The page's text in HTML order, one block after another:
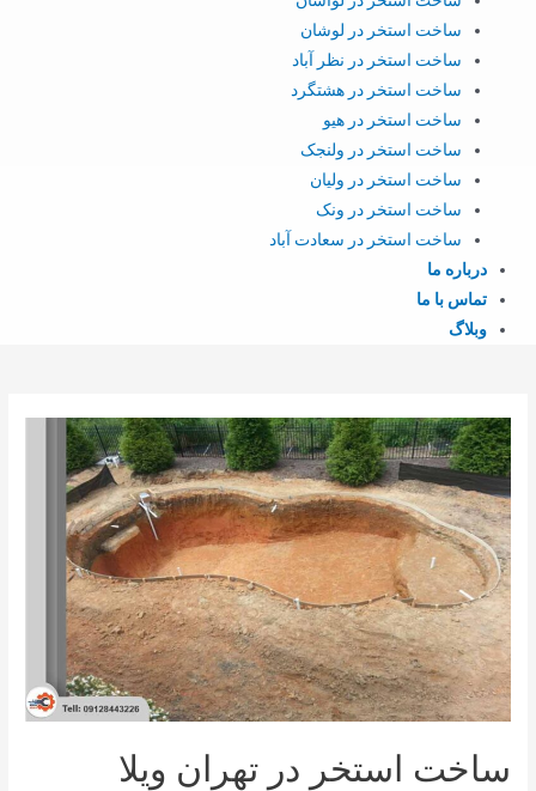
ساخت استخر در لوشان
ساخت استخر در نظر آباد
ساخت استخر در هشتگرد
ساخت استخر در هیو
ساخت استخر در ولنجک
ساخت استخر در ولیان
ساخت استخر در ونک
ساخت استخر در سعادت آباد
درباره ما
تماس با ما
وبلاگ
ساخت استخر در تهران ویلا